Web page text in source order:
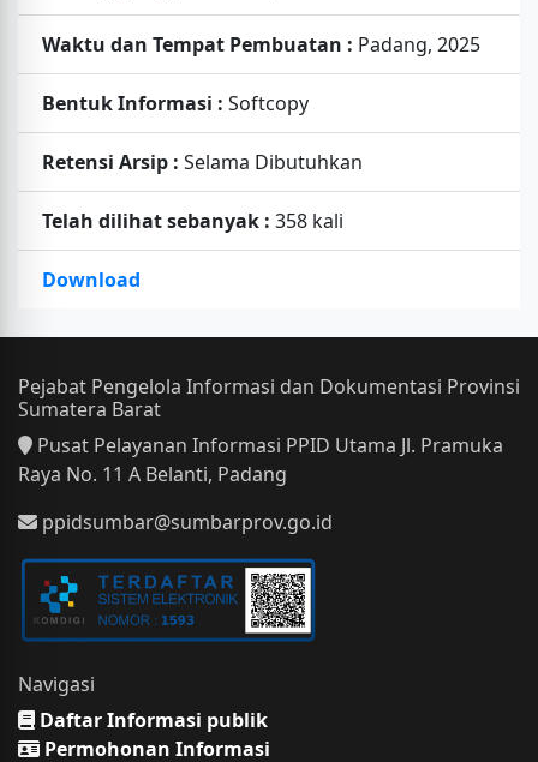
Waktu dan Tempat Pembuatan : Padang, 2025
Bentuk Informasi : Softcopy
Retensi Arsip : Selama Dibutuhkan
Telah dilihat sebanyak : 358 kali
Download
Pejabat Pengelola Informasi dan Dokumentasi Provinsi
Sumatera Barat
Pusat Pelayanan Informasi PPID Utama Jl. Pramuka
Raya No. 11 A Belanti, Padang
ppidsumbar@sumbarprov.go.id
Navigasi
Daftar Informasi publik
Permohonan Informasi